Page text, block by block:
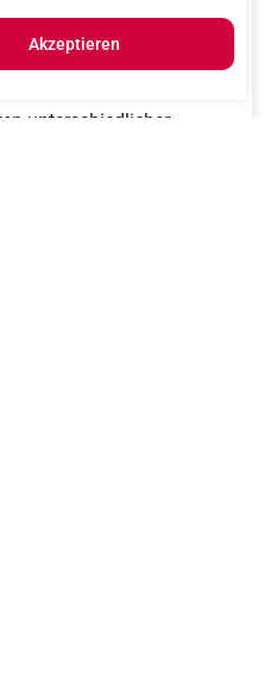
zweier
unterschiedlicher
Akzeptieren